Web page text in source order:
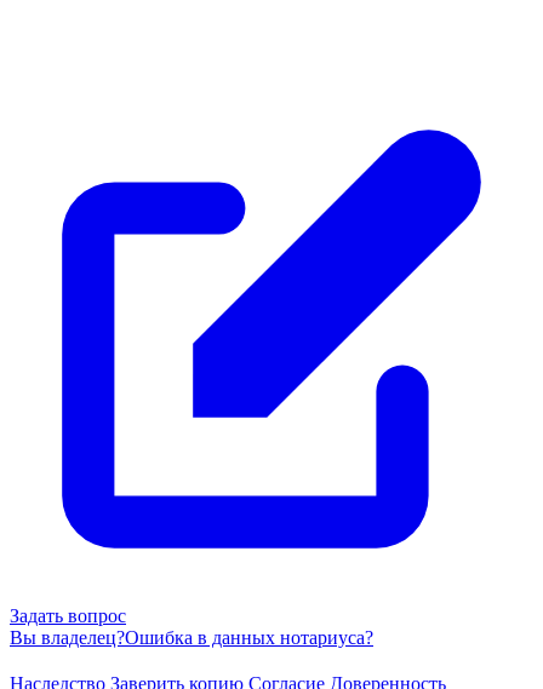
Задать вопрос
Вы владелец?Ошибка в данных нотариуса?
Наследство Заверить копию Согласие Доверенность